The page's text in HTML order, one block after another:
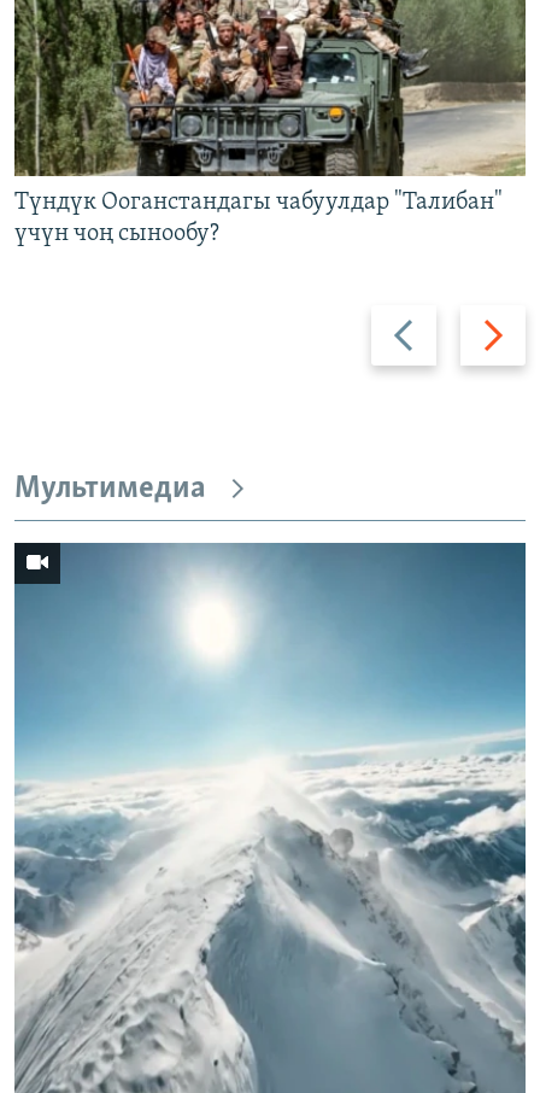
Артка Алдыга
Түндүк Ооганстандагы чабуулдар "Талибан"
үчүн чоң сынообу?
Мультимедиа